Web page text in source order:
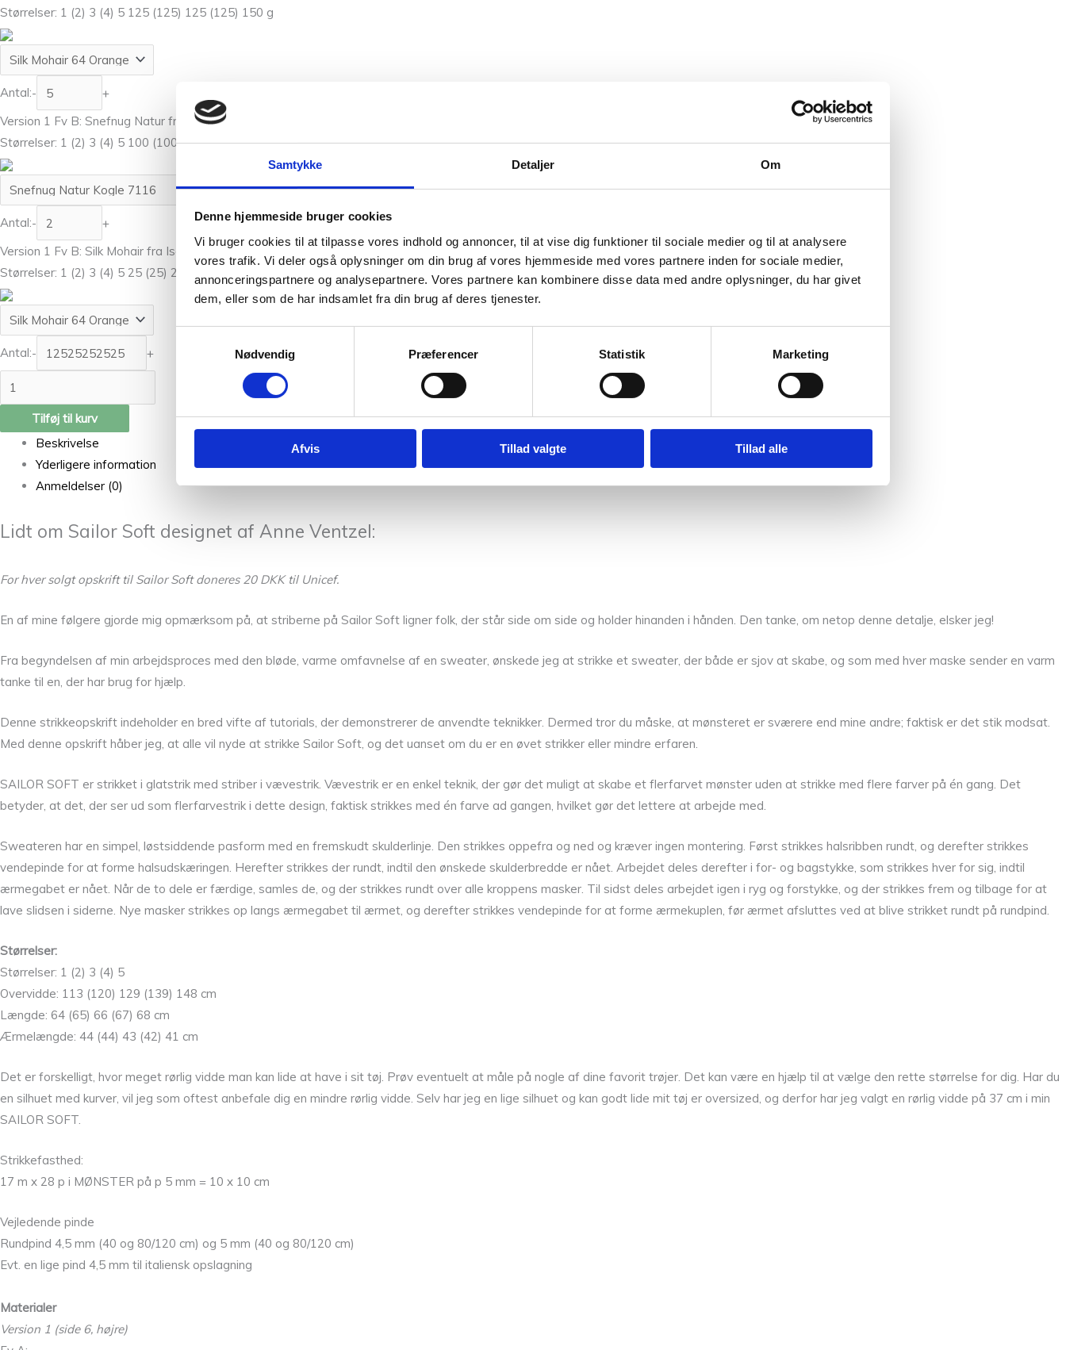
Samtykke Detaljer Om
Denne hjemmeside bruger cookies
Vi bruger cookies til at tilpasse vores indhold og annoncer, til at vise dig funktioner til sociale medier og til at analysere
vores trafik. Vi deler også oplysninger om din brug af vores hjemmeside med vores partnere inden for sociale medier,
annonceringspartnere og analysepartnere. Vores partnere kan kombinere disse data med andre oplysninger, du har givet
dem, eller som de har indsamlet fra din brug af deres tjenester.
Nødvendig
Præferencer Statistik Marketing
Afvis Tillad valgte Tillad alle
Størrelser: 1 (2) 3 (4) 5 125 (125) 125 (125) 150 g
Antal:-
+
Version 1 Fv B: Snefnug Natur fra CaMaRose i fv 7106 (55% ufarvet alpaca, 35% økologisk bomuld, 10% merinould; 110 m pr 50 g)
Størrelser: 1 (2) 3 (4) 5 100 (100) 100 (100) 100 g
Antal:-
+
Version 1 Fv B: Silk Mohair fra Isager i fv 6 (75% kid mohair, 25% silke; 212 m pr 25 g)
Størrelser: 1 (2) 3 (4) 5 25 (25) 25 (25) 25 g
Antal:- +
Tilføj til kurv
Beskrivelse
Yderligere information
Anmeldelser (0)
Lidt om Sailor Soft designet af Anne Ventzel:
For hver solgt opskrift til Sailor Soft doneres 20 DKK til Unicef.
En af mine følgere gjorde mig opmærksom på, at striberne på Sailor Soft ligner folk, der står side om side og holder hinanden i hånden. Den tanke, om netop denne detalje, elsker jeg!
Fra begyndelsen af min arbejdsproces med den bløde, varme omfavnelse af en sweater, ønskede jeg at strikke et sweater, der både er sjov at skabe, og som med hver maske sender en varm
tanke til en, der har brug for hjælp.
Denne strikkeopskrift indeholder en bred vifte af tutorials, der demonstrerer de anvendte teknikker. Dermed tror du måske, at mønsteret er sværere end mine andre; faktisk er det stik modsat.
Med denne opskrift håber jeg, at alle vil nyde at strikke Sailor Soft, og det uanset om du er en øvet strikker eller mindre erfaren.
SAILOR SOFT er strikket i glatstrik med striber i vævestrik. Vævestrik er en enkel teknik, der gør det muligt at skabe et flerfarvet mønster uden at strikke med flere farver på én gang. Det
betyder, at det, der ser ud som flerfarvestrik i dette design, faktisk strikkes med én farve ad gangen, hvilket gør det lettere at arbejde med.
Sweateren har en simpel, løstsiddende pasform med en fremskudt skulderlinje. Den strikkes oppefra og ned og kræver ingen montering. Først strikkes halsribben rundt, og derefter strikkes
vendepinde for at forme halsudskæringen. Herefter strikkes der rundt, indtil den ønskede skulderbredde er nået. Arbejdet deles derefter i for- og bagstykke, som strikkes hver for sig, indtil
ærmegabet er nået. Når de to dele er færdige, samles de, og der strikkes rundt over alle kroppens masker. Til sidst deles arbejdet igen i ryg og forstykke, og der strikkes frem og tilbage for at
lave slidsen i siderne. Nye masker strikkes op langs ærmegabet til ærmet, og derefter strikkes vendepinde for at forme ærmekuplen, før ærmet afsluttes ved at blive strikket rundt på rundpind.
Størrelser:
Størrelser: 1 (2) 3 (4) 5
Overvidde: 113 (120) 129 (139) 148 cm
Længde: 64 (65) 66 (67) 68 cm
Ærmelængde: 44 (44) 43 (42) 41 cm
Det er forskelligt, hvor meget rørlig vidde man kan lide at have i sit tøj. Prøv eventuelt at måle på nogle af dine favorit trøjer. Det kan være en hjælp til at vælge den rette størrelse for dig. Har du
en silhuet med kurver, vil jeg som oftest anbefale dig en mindre rørlig vidde. Selv har jeg en lige silhuet og kan godt lide mit tøj er oversized, og derfor har jeg valgt en rørlig vidde på 37 cm i min
SAILOR SOFT.
Strikkefasthed:
17 m x 28 p i MØNSTER på p 5 mm = 10 x 10 cm
Vejledende pinde
Rundpind 4,5 mm (40 og 80/120 cm) og 5 mm (40 og 80/120 cm)
Evt. en lige pind 4,5 mm til italiensk opslagning
Materialer
Version 1 (side 6, højre)